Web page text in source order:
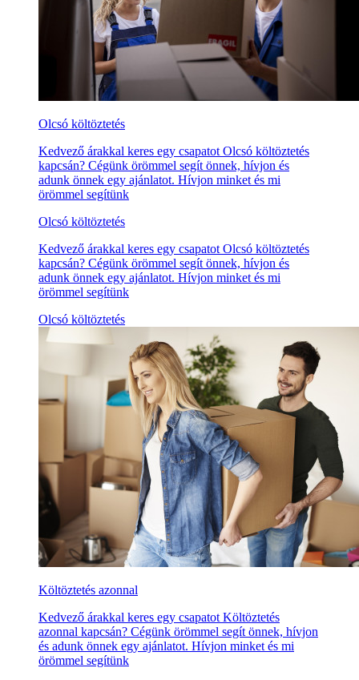
Olcsó költöztetés
Kedvező árakkal keres egy csapatot Olcsó költöztetés
kapcsán? Cégünk örömmel segít önnek, hívjon és
adunk önnek egy ajánlatot. Hívjon minket és mi
örömmel segítünk
Olcsó költöztetés
Kedvező árakkal keres egy csapatot Olcsó költöztetés
kapcsán? Cégünk örömmel segít önnek, hívjon és
adunk önnek egy ajánlatot. Hívjon minket és mi
örömmel segítünk
Olcsó költöztetés
Költöztetés azonnal
Kedvező árakkal keres egy csapatot Költöztetés
azonnal kapcsán? Cégünk örömmel segít önnek, hívjon
és adunk önnek egy ajánlatot. Hívjon minket és mi
örömmel segítünk